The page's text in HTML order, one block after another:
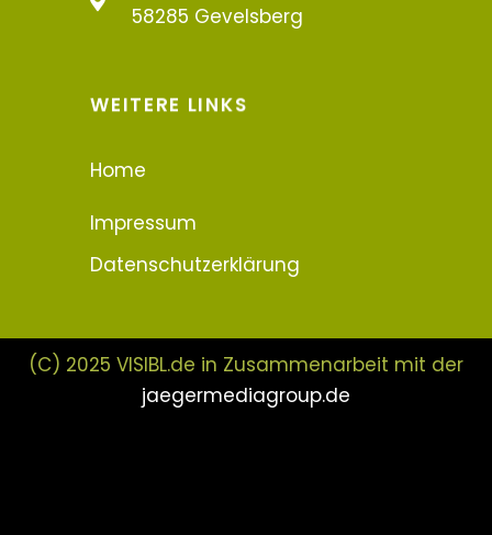
58285 Gevelsberg
WEITERE LINKS
Home
Impressum
Datenschutzerklärung
(C) 2025 VISIBL.de in Zusammenarbeit mit der
jaegermediagroup.de